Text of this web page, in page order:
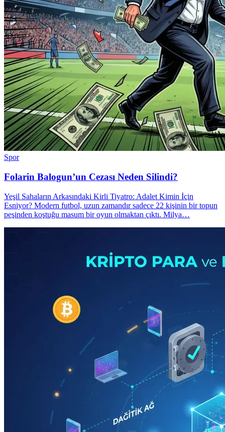
Spor
Folarin Balogun’un Cezası Neden Silindi?
Yeşil Sahaların Arkasındaki Kirli Tiyatro: Adalet Kimin İçin
Esniyor? Modern futbol, uzun zamandır sadece 22 kişinin bir topun
peşinden koştuğu masum bir oyun olmaktan çıktı. Milya…